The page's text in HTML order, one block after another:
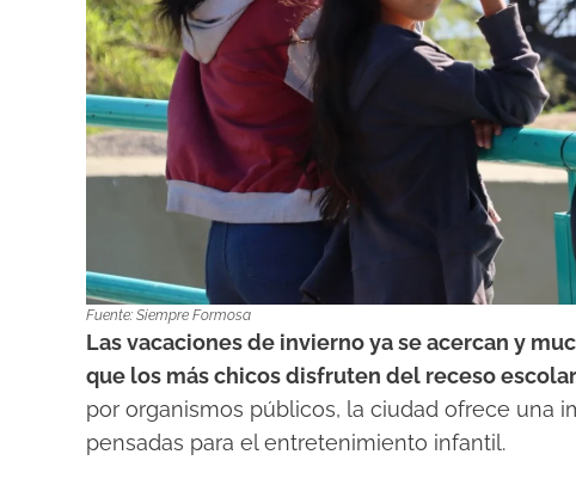
Fuente: Siempre Formosa
Las vacaciones de invierno ya se acercan y
que los más chicos disfruten del receso
por organismos públicos, la ciudad ofrece una
pensadas para el entretenimiento infantil.